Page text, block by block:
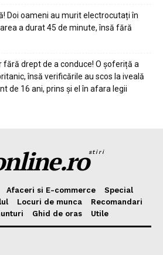
Doi oameni au murit electrocutați în
a durat 45 de minute, însă fără
fără drept de a conduce! O șoferiță a
însă verificările au scos la iveală
de 16 ani, prins și el în afara legii
stiri
Afaceri si E-commerce
Special
Locuri de munca
Recomandari
Ghid de oras Utile